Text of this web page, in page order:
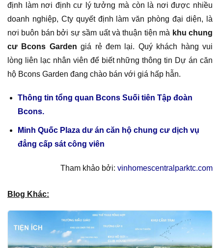
định làm nơi định cư lý tưởng mà còn là nơi được nhiều
doanh nghiệp, Cty quyết định làm văn phòng đại diện, là
nơi buôn bán bởi sự sầm uất và thuận tiện mà khu chung
cư Bcons Garden giá rẻ đem lại. Quý khách hàng vui
lòng liên lạc nhân viên để biết những thông tin Dự án căn
hộ Bcons Garden đang chào bán với giá hấp hẫn.
Thông tin tổng quan Bcons Suối tiên Tập đoàn
Bcons.
Minh Quốc Plaza dư án căn hộ chung cư dịch vụ
đẳng cấp sát công viên
Tham khảo bởi: vinhomescentralparktc.com
Blog Khác: